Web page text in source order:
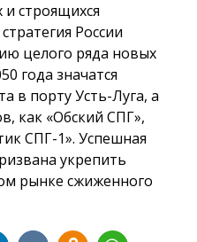
строящихся
России
целого ряда новых
года значатся
в порту Усть-Луга, а
как «Обский СПГ»,
СПГ-1». Успешная
укрепить
рынке сжиженного